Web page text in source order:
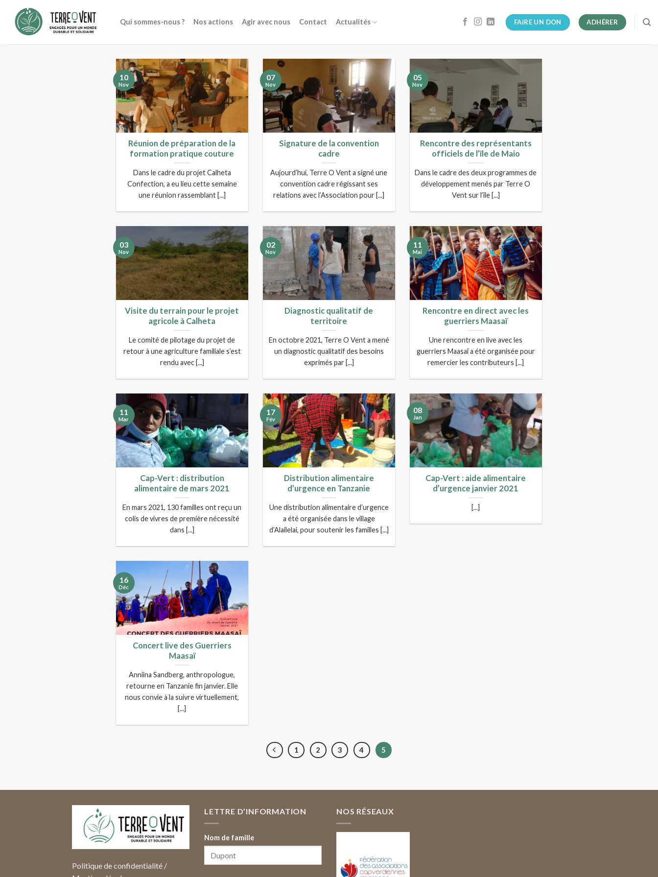
content
Qui sommes-nous ? Nos actions Agir avec nous Contact Actualités FAIRE UN DON ADHÉRER
Réunion de préparation de la
formation pratique couture
Dans le cadre du projet Calheta
Confection, a eu lieu cette semaine
une réunion rassemblant [...]
10
Nov
Signature de la convention
cadre
Aujourd’hui, Terre O Vent a signé une
convention cadre régissant ses
relations avec l’Association pour [...]
07
Nov
Rencontre des représentants
officiels de l’île de Maio
Dans le cadre des deux programmes de
développement menés par Terre O
Vent sur l’île [...]
05
Nov
Visite du terrain pour le projet
agricole à Calheta
Le comité de pilotage du projet de
retour à une agriculture familiale s’est
rendu avec [...]
03
Nov
Diagnostic qualitatif de
territoire
En octobre 2021, Terre O Vent a mené
un diagnostic qualitatif des besoins
exprimés par [...]
02
Nov
Rencontre en direct avec les
guerriers Maasaï
Une rencontre en live avec les
guerriers Maasaï a été organisée pour
remercier les contributeurs [...]
11
Mai
Cap-Vert : distribution
alimentaire de mars 2021
En mars 2021, 130 familles ont reçu un
colis de vivres de première nécessité
dans [...]
11
Mar
Distribution alimentaire
d’urgence en Tanzanie
Une distribution alimentaire d’urgence
a été organisée dans le village
d’Alailelai, pour soutenir les familles [...]
17
Fév
Cap-Vert : aide alimentaire
d’urgence janvier 2021
[...]
08
Jan
Concert live des Guerriers
Maasaï
Anniina Sandberg, anthropologue,
retourne en Tanzanie fin janvier. Elle
nous convie à la suivre virtuellement,
[...]
16
Déc
1 2 3 4 5
Politique de confidentialité /
LETTRE D’INFORMATION
Nom de famille
NOS RÉSEAUX